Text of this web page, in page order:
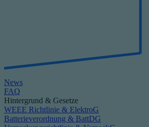
News
FAQ
Hintergrund & Gesetze
WEEE Richtlinie & ElektroG
Batterieverordnung & BattDG